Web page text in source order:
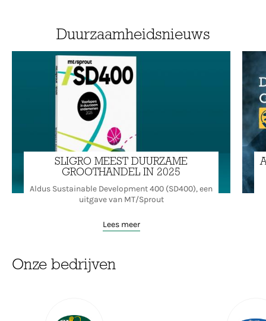
Duurzaamheidsnieuws
SLIGRO MEEST DUURZAME
GROOTHANDEL IN 2025
Aldus Sustainable Development 400 (SD400), een
uitgave van MT/Sprout
Lees meer
Onze bedrijven